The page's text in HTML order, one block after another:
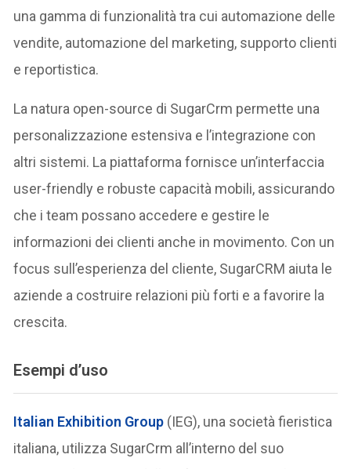
una gamma di funzionalità tra cui automazione delle
vendite, automazione del marketing, supporto clienti
e reportistica.
La natura open-source di SugarCrm permette una
personalizzazione estensiva e l’integrazione con
altri sistemi. La piattaforma fornisce un’interfaccia
user-friendly e robuste capacità mobili, assicurando
che i team possano accedere e gestire le
informazioni dei clienti anche in movimento. Con un
focus sull’esperienza del cliente, SugarCRM aiuta le
aziende a costruire relazioni più forti e a favorire la
crescita.
Esempi d’uso
Italian Exhibition Group (IEG), una società fieristica
italiana, utilizza SugarCrm all’interno del suo